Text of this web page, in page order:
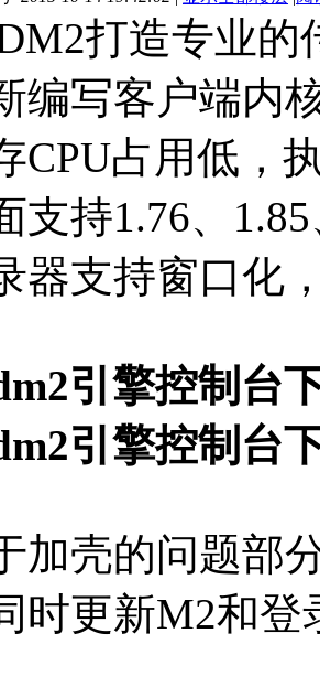
打造专业的
编写客户端内
CPU占用低，
支持1.76、
器支持窗口化
引擎控制台
引擎控制台
加壳的问题部
时更新M2和登